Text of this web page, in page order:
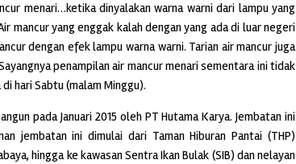
menari…ketika dinyalakan warna warni dari lampu yang
mancur yang enggak kalah dengan yang ada di luar negeri
dengan efek lampu warna warni. Tarian air mancur juga
penampilan air mancur menari sementara ini tidak
hari Sabtu (malam Minggu).
pada Januari 2015 oleh PT Hutama Karya. Jembatan ini
jembatan ini dimulai dari Taman Hiburan Pantai (THP)
hingga ke kawasan Sentra Ikan Bulak (SIB) dan nelayan